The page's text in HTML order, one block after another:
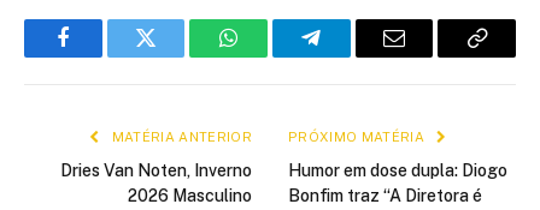
FacebookTwitter WhatsAppTelegramE-
Copiar
MATÉRIA ANTERIOR
Dries Van Noten, Inverno
2026 Masculino
PRÓXIMO MATÉRIA
Humor em dose dupla: Diogo
Bonfim traz “A Diretora é